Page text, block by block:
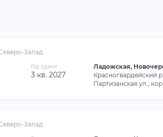
Запад
Год сдачи
3 кв. 2027
Ладожская,
Красногвардейский
Партизанская ул.,
Запад